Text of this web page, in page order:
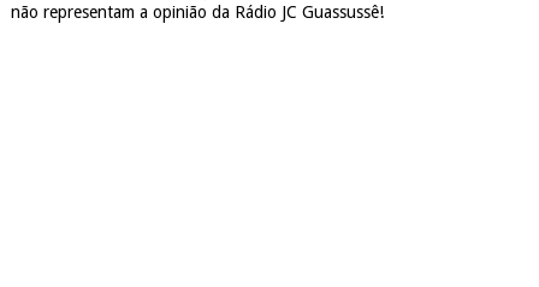
não representam a opinião da Rádio JC Guassussê!